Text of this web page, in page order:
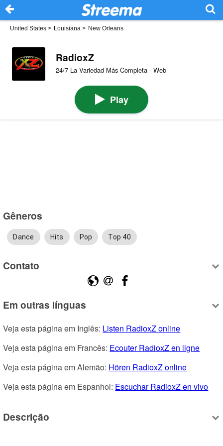
United States > Louisiana > New Orleans
RadioxZ
24/7 La Variedad Más Completa · Web
Play
Gêneros
Dance Hits Pop Top 40
Contato
Em outras línguas
Veja esta página em Inglês: Listen RadioxZ online
Veja esta página em Francês: Ecouter RadioxZ en ligne
Veja esta página em Alemão: Hören RadioxZ online
Veja esta página em Espanhol: Escuchar RadioxZ en vivo
Descrição